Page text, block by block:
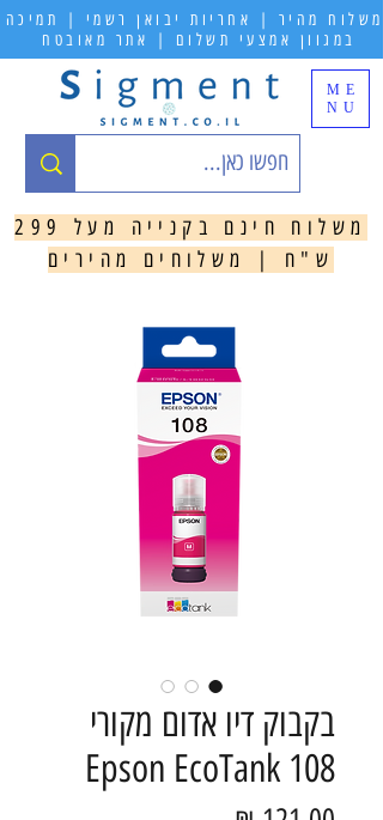
ME
NU
משלוח מהיר | אחריות יבואן רשמי | תמיכה
במגוון אמצעי תשלום | אתר מאובטח
משלוח חינם בקנייה מעל 299
ש"ח | משלוחים מהירים
בקבוק דיו אדום מקורי
108 Epson EcoTank